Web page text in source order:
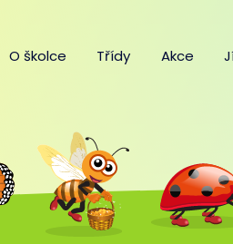
O školce Třídy Akce